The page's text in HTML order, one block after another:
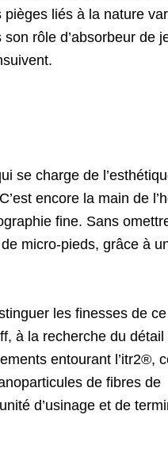
liés à la nature
rôle d’absorbeur
se charge de
encore la main de
fine. Sans
micro-pieds, grâce à
les finesses de
à la recherche du détail
entourant l’itr2®,
de fibres de
d’usinage et de